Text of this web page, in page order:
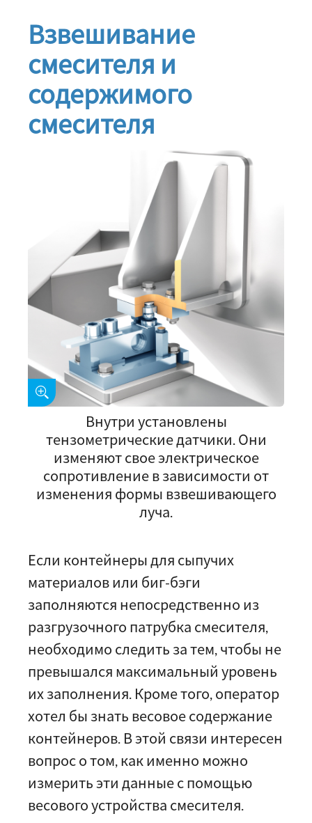
Взвешивание
смесителя и
содержимого
смесителя
Внутри установлены
тензометрические датчики. Они
изменяют свое электрическое
сопротивление в зависимости от
изменения формы взвешивающего
луча.
Если контейнеры для сыпучих
материалов или биг-бэги
заполняются непосредственно из
разгрузочного патрубка смесителя,
необходимо следить за тем, чтобы не
превышался максимальный уровень
их заполнения. Кроме того, оператор
хотел бы знать весовое содержание
контейнеров. В этой связи интересен
вопрос о том, как именно можно
измерить эти данные с помощью
весового устройства смесителя.